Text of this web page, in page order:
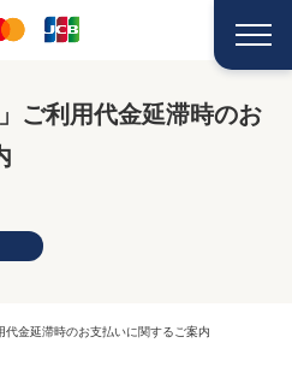
ご利用代金延滞時のお
代金延滞時のお支払いに関するご案内